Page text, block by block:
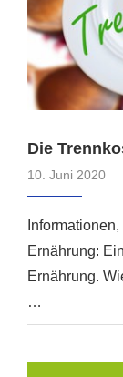
Die
10. Juni 2020
Ernährung:
Ernährung.
…